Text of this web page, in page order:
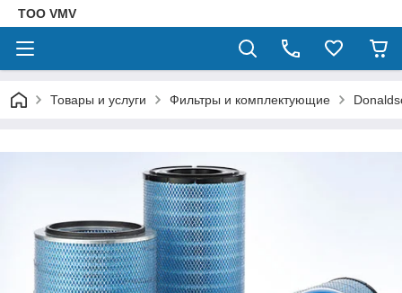
ТОО VMV
Товары и услуги Фильтры и комплектующие